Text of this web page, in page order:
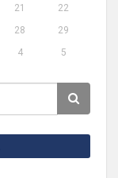
21
22
28
29
4 5